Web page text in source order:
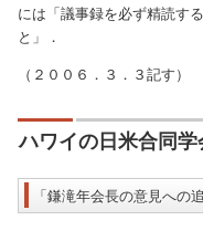
には「議事録を必ず精読す
と」．
（２００６．３．３記す）
ハワイの日米合同
「鎌滝年会長の意見への